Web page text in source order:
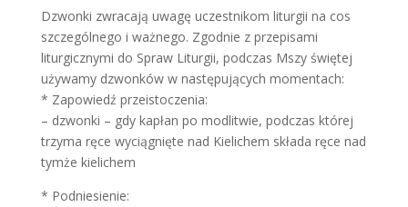
Dzwonki zwracają uwagę uczestnikom liturgii na cos
szczególnego i ważnego. Zgodnie z przepisami
liturgicznymi do Spraw Liturgii, podczas Mszy świętej
używamy dzwonków w następujących momentach:
* Zapowiedź przeistoczenia:
– dzwonki – gdy kapłan po modlitwie, podczas której
trzyma ręce wyciągnięte nad Kielichem składa ręce nad
tymże kielichem
* Podniesienie: